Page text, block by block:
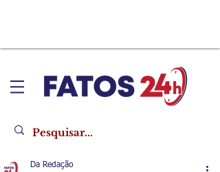
Da Redação